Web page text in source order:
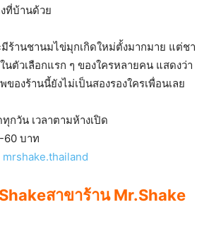
ที่บ้านด้วย
ร้านชานมไข่มุกเกิดใหม่ตั้งมากมาย แต่ชา
นตัวเลือกแรก ๆ ของใครหลายคน แสดงว่า
องร้านนี้ยังไม่เป็นสองรองใครเพื่อนเลย
ทุกวัน เวลาตามห้างเปิด
60 บาท
mrshake.thailand
สาขาร้าน Mr.Shake